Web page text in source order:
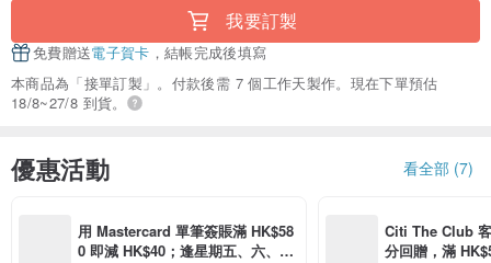
我要訂製
免費贈送電子賀卡 ，結帳完成後填寫
本商品為「接單訂製」。付款後需 7 個工作天製作。現在下單預估
18/8~27/8 到貨。
優惠活動 看全部 (7)
用 Mastercard 單筆簽賬滿 HK$58
0 即減 HK$40；逢星期五、六、日
Citi The Club
分回贈，滿